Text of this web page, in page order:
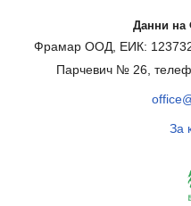
Данни
Фрамар ООД, ЕИК:
Парчевич № 26,
За